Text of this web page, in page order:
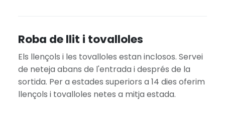
Roba de llit i tovalloles
Els llençols i les tovalloles estan inclosos. Servei
de neteja abans de l'entrada i després de la
sortida. Per a estades superiors a 14 dies oferim
llençols i tovalloles netes a mitja estada.